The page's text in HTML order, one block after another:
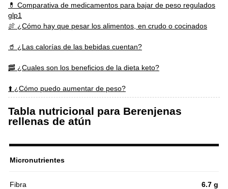
💊 Comparativa de medicamentos para bajar de peso regulados
glp1
🍖 ¿Cómo hay que pesar los alimentos, en crudo o cocinados
🥤 ¿Las calorías de las bebidas cuentan?
🥓 ¿Cuales son los beneficios de la dieta keto?
⬆️ ¿Cómo puedo aumentar de peso?
Tabla nutricional para Berenjenas
rellenas de atún
Micronutrientes
Fibra 6.7 g